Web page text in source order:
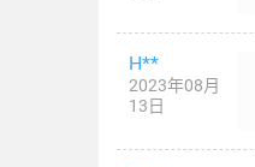
H**
2023年08月
13日